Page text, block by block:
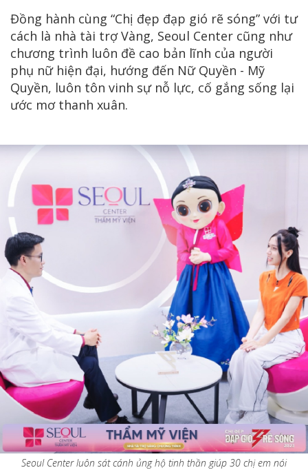
Đồng hành cùng “Chị đẹp đạp gió rẽ sóng” với tư
cách là nhà tài trợ Vàng, Seoul Center cũng như
chương trình luôn đề cao bản lĩnh của người
phụ nữ hiện đại, hướng đến Nữ Quyền - Mỹ
Quyền, luôn tôn vinh sự nỗ lực, cố gắng sống lại
ước mơ thanh xuân.
Seoul Center luôn sát cánh ủng hộ tinh thần giúp 30 chị em nói